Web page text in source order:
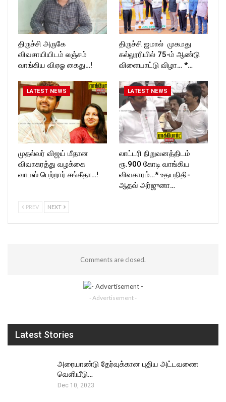
திருச்சி அருகே
விவசாயியிடம் லஞ்சம்
வாங்கிய விஏஓ கைது…!
திருச்சி ஜமால் முகமது
கல்லூரியில் 75-ம் ஆண்டு
விளையாட்டு விழா… *…
LATEST NEWS
முதல்வர் விஜய் மீதான
விவாகரத்து வழக்கை
வாபஸ் பெற்றார் சங்கீதா…!
LATEST NEWS
லாட்டரி நிறுவனத்திடம்
ரூ.900 கோடி வாங்கிய
விவகாரம்…* உதயநிதி-
ஆதவ் அர்ஜுனா…
PREV NEXT
Comments are closed.
- Advertisement -
Latest Stories
அரையாண்டு தேர்வுக்கான புதிய அட்டவணை
வெளியீடு…
Dec 10, 2023